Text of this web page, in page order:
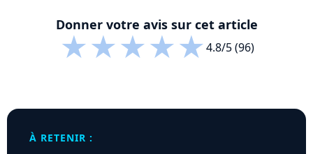
Donner votre avis sur cet article
★★★★★4.8/5 (96)
À RETENIR :